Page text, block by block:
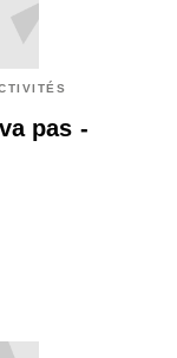
pas -